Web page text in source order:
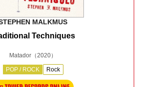
MALKMUS
Techniques
Matador（2020）
POP / ROCK Rock